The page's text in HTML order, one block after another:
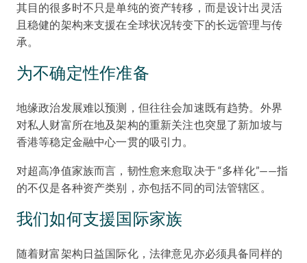
其目的很多时不只是单纯的资产转移，而是设计出灵活
且稳健的架构来支援在全球状况转变下的长远管理与传
承。
为不确定性作准备
地缘政治发展难以预测，但往往会加速既有趋势。外界
对私人财富所在地及架构的重新关注也突显了新加坡与
香港等稳定金融中心一贯的吸引力。
对超高净值家族而言，韧性愈来愈取决于 “多样化”——指
的不仅是各种资产类别，亦包括不同的司法管辖区。
我们如何支援国际家族
随着财富架构日益国际化，法律意见亦必须具备同样的